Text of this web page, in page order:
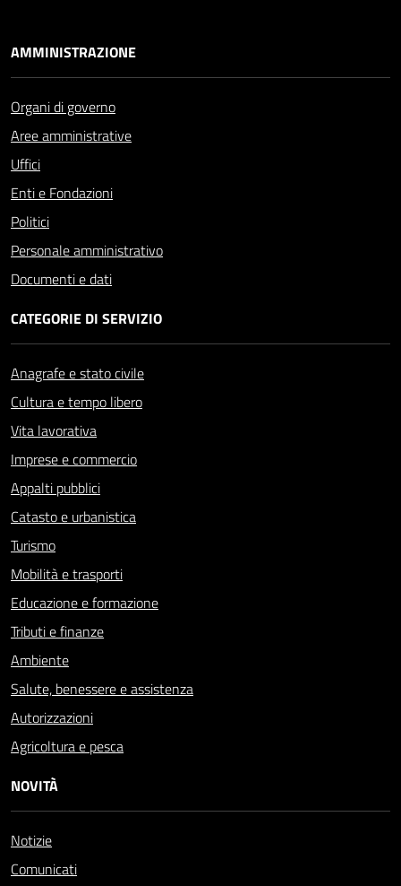
AMMINISTRAZIONE
Organi di governo
Aree amministrative
Uffici
Enti e Fondazioni
Politici
Personale amministrativo
Documenti e dati
CATEGORIE DI SERVIZIO
Anagrafe e stato civile
Cultura e tempo libero
Vita lavorativa
Imprese e commercio
Appalti pubblici
Catasto e urbanistica
Turismo
Mobilità e trasporti
Educazione e formazione
Tributi e finanze
Ambiente
Salute, benessere e assistenza
Autorizzazioni
Agricoltura e pesca
NOVITÀ
Notizie
Comunicati